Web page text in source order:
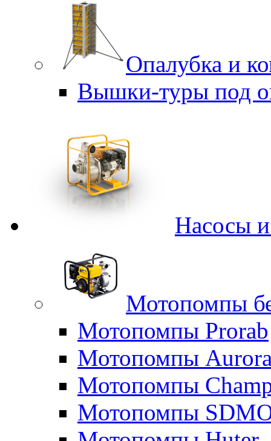
Опалубка и
Вышки-туры под
Насосы
Мотопомпы
Мотопомпы Prorab
Мотопомпы
Мотопомпы
Мотопомпы